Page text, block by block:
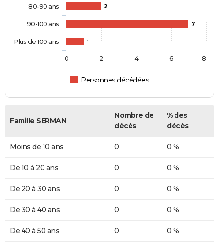
2
7
1
Personnes décédées
80-90 ans
90-100 ans
Plus de 100 ans
0 2 4 6 8
Famille SERMAN
Nombre de
décès
% des
décès
Moins de 10 ans 0 0 %
De 10 à 20 ans 0 0 %
De 20 à 30 ans 0 0 %
De 30 à 40 ans 0 0 %
De 40 à 50 ans 0 0 %